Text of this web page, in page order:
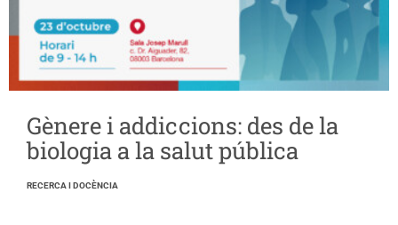
Gènere i addiccions: des de la
biologia a la salut pública
RECERCA I DOCÈNCIA